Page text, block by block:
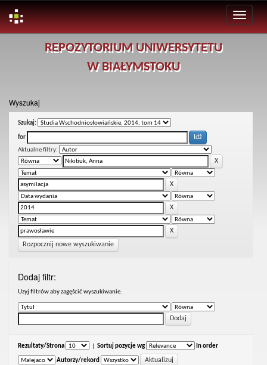
REPOZYTORIUM UNIWERSYTETU
W BIAŁYMSTOKU
Wyszukaj
Szukaj:
for
Aktualne filtry:
Rozpocznij nowe wyszukiwanie
Dodaj filtr:
Uzyj filtrów aby zagęścić wyszukiwanie.
Rezultaty/Strona Sortuj pozycje wg In order
Autorzy/rekord